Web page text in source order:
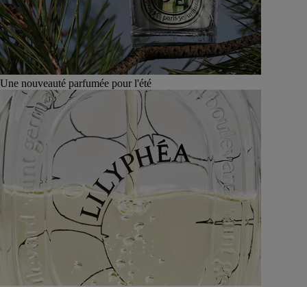
Une nouveauté parfumée pour l'été